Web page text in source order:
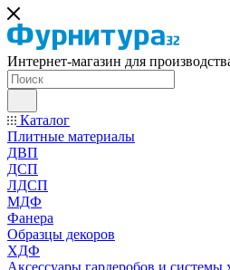
Интернет-магазин для
Каталог
Плитные материалы
ДВП
ДСП
ЛДСП
МДФ
Фанера
Образцы декоров
ХДФ
Аксессуары гардеробов и системы